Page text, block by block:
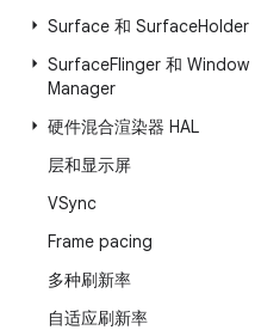
Surface 和 SurfaceHolder
SurfaceFlinger 和 Window
Manager
硬件混合渲染器 HAL
层和显示屏
VSync
Frame pacing
多种刷新率
自适应刷新率